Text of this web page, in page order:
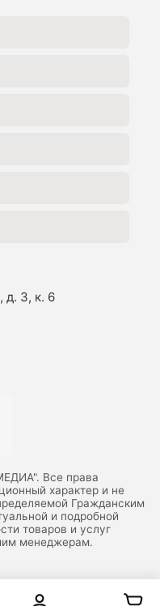
д. 3, к. 6
Все права
характер и не
Гражданским
и подробной
товаров и услуг
менеджерам.